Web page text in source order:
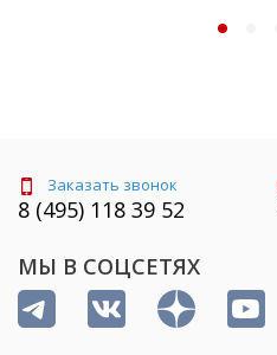
Заказать звонок
8 (495) 118 39 52
МЫ В СОЦСЕТЯХ